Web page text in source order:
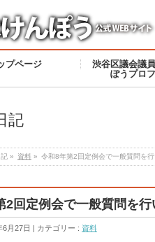
プページ
渋谷区議会議
ぽうプロ
記
» 資料 » 令和8年第2回定例会で一般質問を
2回定例会で一般質問を行
6月27日 | カテゴリー : 資料